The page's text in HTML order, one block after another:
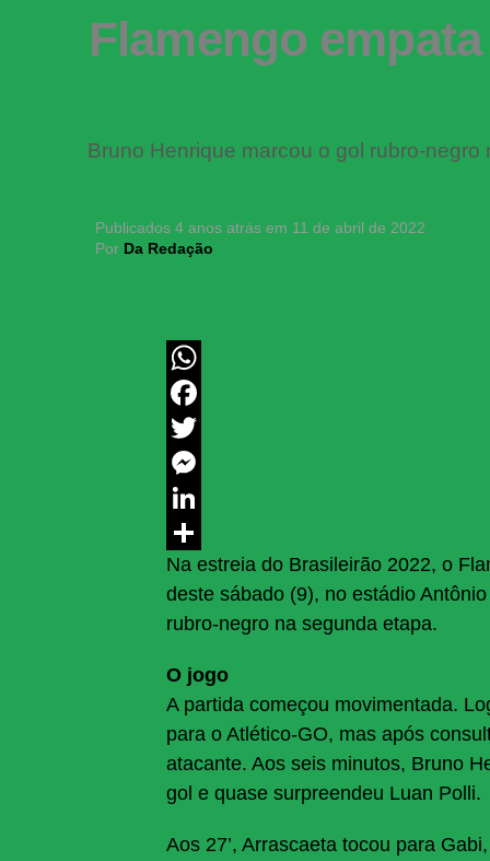
Flamengo
Bruno Henrique marcou o gol rubro-
Publicados 4 anos atrás em 11 de abril de 2022
Por Da Redação
WhatsApp
Facebook
Twitter
Messenger
LinkedIn
Share
Na estreia do Brasileirão 2022, o
deste sábado (9), no estádio
rubro-negro na segunda etapa.
O jogo
A partida começou movimentada.
para o Atlético-GO, mas após
atacante. Aos seis minutos, Bruno
gol e quase surpreendeu Luan Polli.
Aos 27’, Arrascaeta tocou para